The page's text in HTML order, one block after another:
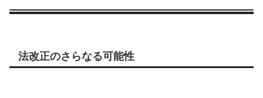
法改正のさらなる可能性